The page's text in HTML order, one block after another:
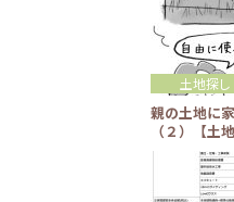
親の土地に
（２）【土
土地探し